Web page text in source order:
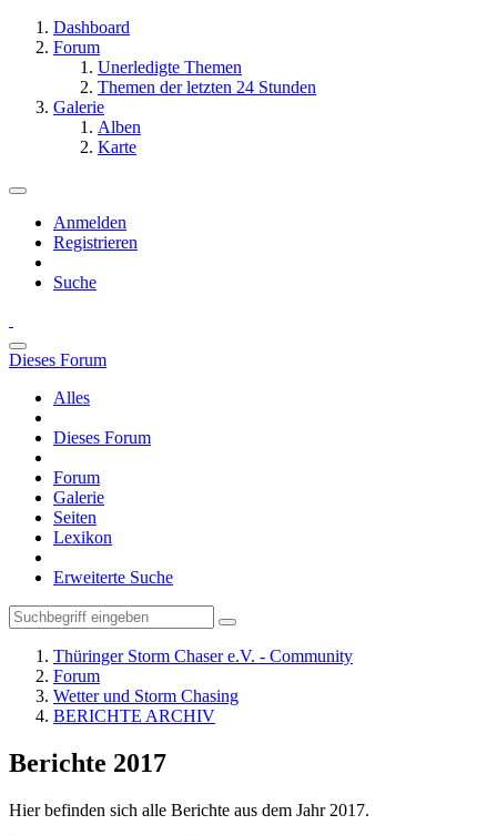
Dashboard
Forum
Unerledigte Themen
Themen der letzten 24 Stunden
Galerie
Alben
Karte
Anmelden
Registrieren
Suche
Dieses Forum
Alles
Dieses Forum
Forum
Galerie
Seiten
Lexikon
Erweiterte Suche
Thüringer Storm Chaser e.V. - Community
Forum
Wetter und Storm Chasing
BERICHTE ARCHIV
Berichte 2017
Hier befinden sich alle Berichte aus dem Jahr 2017.